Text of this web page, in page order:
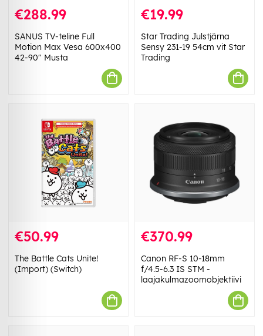
€288.99
SANUS TV-teline Full
Motion Max Vesa 600x400
42-90" Musta
€19.99
Star Trading Julstjärna
Sensy 231-19 54cm vit Star
Trading
€50.99
The Battle Cats Unite!
(Import) (Switch)
€370.99
Canon RF-S 10-18mm
f/4.5-6.3 IS STM -
laajakulmazoomobjektiivi